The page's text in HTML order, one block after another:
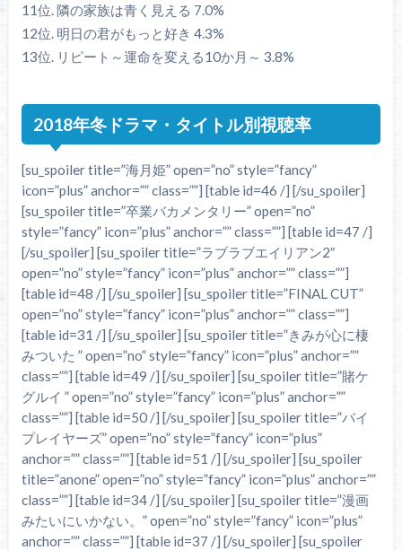
11位. 隣の家族は青く見える 7.0%
12位. 明日の君がもっと好き 4.3%
13位. リピート～運命を変える10か月～ 3.8%
2018年冬ドラマ・タイトル別視聴率
[su_spoiler title=”海月姫” open=”no” style=”fancy”
icon=”plus” anchor=”” class=””] [table id=46 /] [/su_spoiler]
[su_spoiler title=”卒業バカメンタリー” open=”no”
style=”fancy” icon=”plus” anchor=”” class=””] [table id=47 /]
[/su_spoiler] [su_spoiler title=”ラブラブエイリアン2″
open=”no” style=”fancy” icon=”plus” anchor=”” class=””]
[table id=48 /] [/su_spoiler] [su_spoiler title=”FINAL CUT”
open=”no” style=”fancy” icon=”plus” anchor=”” class=””]
[table id=31 /] [/su_spoiler] [su_spoiler title=”きみが心に棲
みついた ” open=”no” style=”fancy” icon=”plus” anchor=””
class=””] [table id=49 /] [/su_spoiler] [su_spoiler title=”賭ケ
グルイ ” open=”no” style=”fancy” icon=”plus” anchor=””
class=””] [table id=50 /] [/su_spoiler] [su_spoiler title=”バイ
プレイヤーズ” open=”no” style=”fancy” icon=”plus”
anchor=”” class=””] [table id=51 /] [/su_spoiler] [su_spoiler
title=”anone” open=”no” style=”fancy” icon=”plus” anchor=””
class=””] [table id=34 /] [/su_spoiler] [su_spoiler title=”漫画
みたいにいかない。” open=”no” style=”fancy” icon=”plus”
anchor=”” class=””] [table id=37 /] [/su_spoiler] [su_spoiler